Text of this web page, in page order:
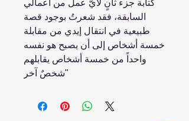
كتابة جزء ثانٍ لأيّ عمل من أعمالي
السابقة، فقد شعرتُ بوجود قصة
طبيعية في انتقال إيدي من مقابلة
خمسة أشخاص إلى أن يصبح هو نفسه
واحداً من خمسة أشخاص يقابلهم
شخصٌ آخر"